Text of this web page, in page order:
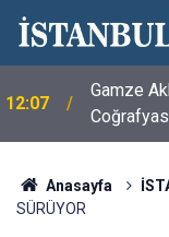
12:07
Gamze
Anasayfa
SÜRÜYOR